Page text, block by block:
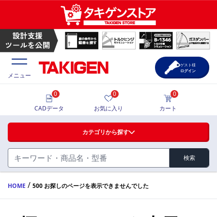
ハンドル・取手・つまみ・周辺機器
FA・A
蝶番・ステー・周辺機器
価格一覧
製品カタログ
メニュー
カテゴリから探す
検索
0
CADデータ
0
お気に入り
0
カート
ゲスト様
ログイン
HOME / 500 お探しのページを表示できませんでした